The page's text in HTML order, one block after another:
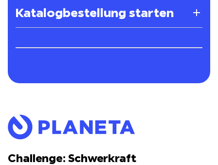
Katalogbestellung starten
Challenge: Schwerkraft